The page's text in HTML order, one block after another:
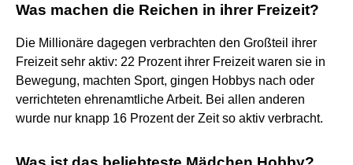
Was machen die Reichen in ihrer Freizeit?
Die Millionäre dagegen verbrachten den Großteil ihrer
Freizeit sehr aktiv: 22 Prozent ihrer Freizeit waren sie in
Bewegung, machten Sport, gingen Hobbys nach oder
verrichteten ehrenamtliche Arbeit. Bei allen anderen
wurde nur knapp 16 Prozent der Zeit so aktiv verbracht.